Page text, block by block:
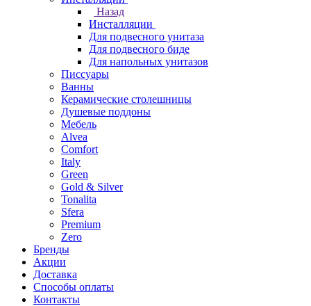
Назад
Инсталляции
Для подвесного унитаза
Для подвесного биде
Для напольных унитазов
Писсуары
Ванны
Керамические столешницы
Душевые поддоны
Мебель
Alvea
Comfort
Italy
Green
Gold & Silver
Tonalita
Sfera
Premium
Zero
Бренды
Акции
Доставка
Способы оплаты
Контакты